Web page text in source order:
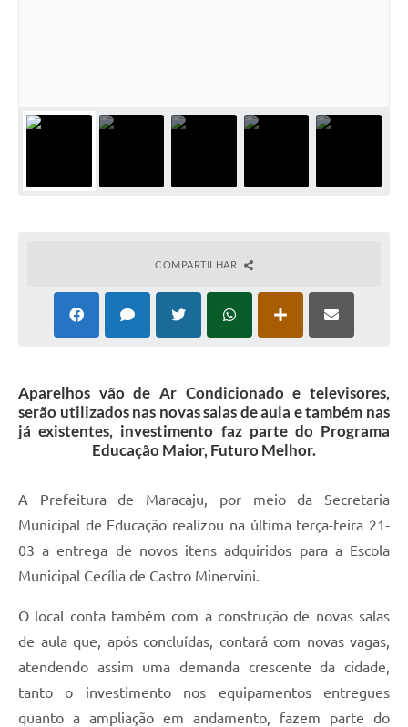
Plano Municipal de Enfrentamento da Pandemia em
Decorrência de COVID-19 Educação - Adesão ao
Downloads
COMPARTILHAR
Aparelhos vão de Ar Condicionado e televisores,
serão utilizados nas novas salas de aula e também nas
já existentes, investimento faz parte do Programa
Educação Maior, Futuro Melhor.
A Prefeitura de Maracaju, por meio da Secretaria
Municipal de Educação realizou na última terça-feira 21-
03 a entrega de novos itens adquiridos para a Escola
Municipal Cecília de Castro Minervini.
O local conta também com a construção de novas salas
de aula que, após concluídas, contará com novas vagas,
atendendo assim uma demanda crescente da cidade,
tanto o investimento nos equipamentos entregues
quanto a ampliação em andamento, fazem parte do